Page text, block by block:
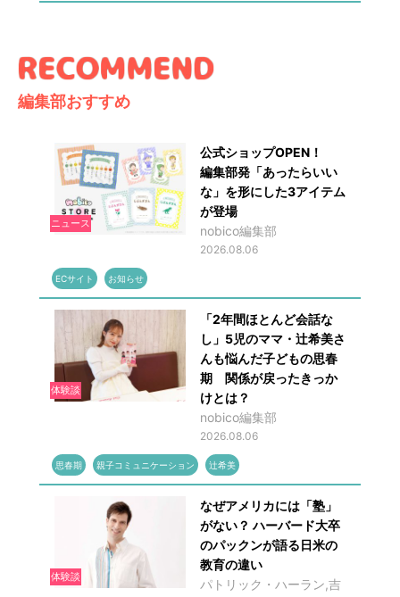
編集部おすすめ
ニュース
公式ショップOPEN！
編集部発「あったらいい
な」を形にした3アイテム
が登場
nobico編集部
2026.08.06
ECサイト お知らせ
体験談
「2年間ほとんど会話な
し」5児のママ・辻希美さ
んも悩んだ子どもの思春
期 関係が戻ったきっか
けとは？
nobico編集部
2026.08.06
思春期 親子コミュニケーション 辻希美
体験談
なぜアメリカには「塾」
がない？ ハーバード大卒
のパックンが語る日米の
教育の違い
パトリック・ハーラン,吉